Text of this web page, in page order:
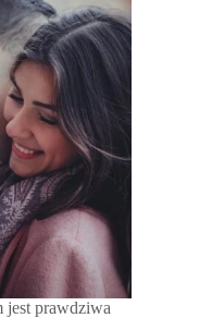
jest prawdziwa